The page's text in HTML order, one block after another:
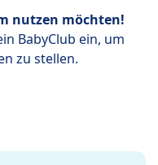
nutzen möchten!
BabyClub ein, um
zu stellen.